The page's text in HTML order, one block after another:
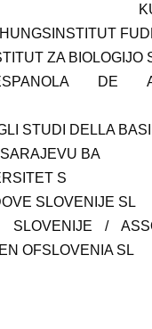
KUHN-
ZA BIOLOGIJO
DE
STUDI DELLA
BA
S
SLOVENIJE SL
SLOVENIJE /
OFSLOVENIA SL